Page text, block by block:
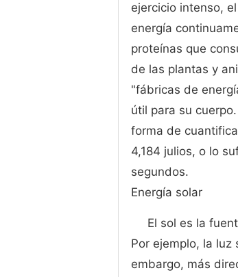
ejercicio intenso,
energía
proteínas que
de las plantas y
"fábricas de
útil para su
forma de
4,184 julios, o lo
segundos.
Energía solar
El sol es la
Por ejemplo, la luz
embargo, más